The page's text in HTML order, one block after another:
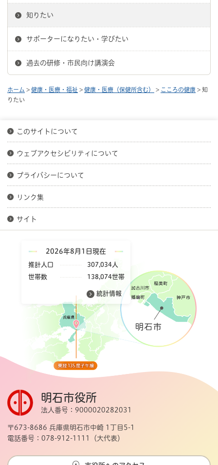
知りたい
サポーターになりたい・学びたい
過去の研修・市民向け講演会
ホーム > 健康・医療・福祉 > 健康・医療（保健所含む） > こころの健康 > 知
りたい
このサイトについて
ウェブアクセシビリティについて
プライバシーについて
リンク集
サイト
2026年8月1日現在
推計人口
307,034人
世帯数
138,074世帯
統計情報
明石市役所
法人番号：9000020282031
〒673-8686 兵庫県明石市中崎 1丁目5-1
電話番号：078-912-1111（大代表）